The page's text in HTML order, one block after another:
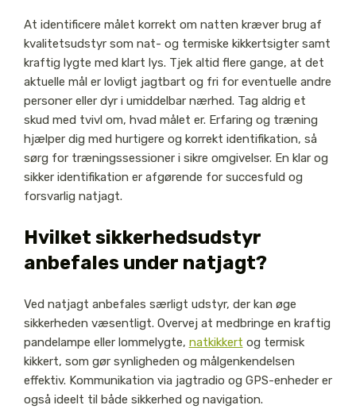
At identificere målet korrekt om natten kræver brug af
kvalitetsudstyr som nat- og termiske kikkertsigter samt
kraftig lygte med klart lys. Tjek altid flere gange, at det
aktuelle mål er lovligt jagtbart og fri for eventuelle andre
personer eller dyr i umiddelbar nærhed. Tag aldrig et
skud med tvivl om, hvad målet er. Erfaring og træning
hjælper dig med hurtigere og korrekt identifikation, så
sørg for træningssessioner i sikre omgivelser. En klar og
sikker identifikation er afgørende for succesfuld og
forsvarlig natjagt.
Hvilket sikkerhedsudstyr
anbefales under natjagt?
Ved natjagt anbefales særligt udstyr, der kan øge
sikkerheden væsentligt. Overvej at medbringe en kraftig
pandelampe eller lommelygte, natkikkert og termisk
kikkert, som gør synligheden og målgenkendelsen
effektiv. Kommunikation via jagtradio og GPS-enheder er
også ideelt til både sikkerhed og navigation.